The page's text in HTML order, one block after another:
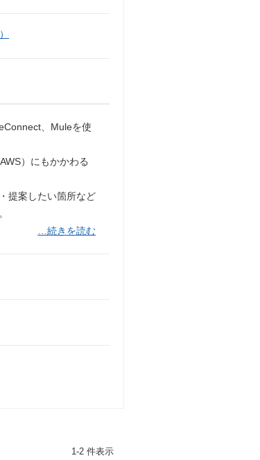
、Muleを使
）にもかかわる
提案したい箇所など
…続きを読む
1-2 件表示